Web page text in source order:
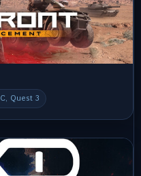
Quest 3